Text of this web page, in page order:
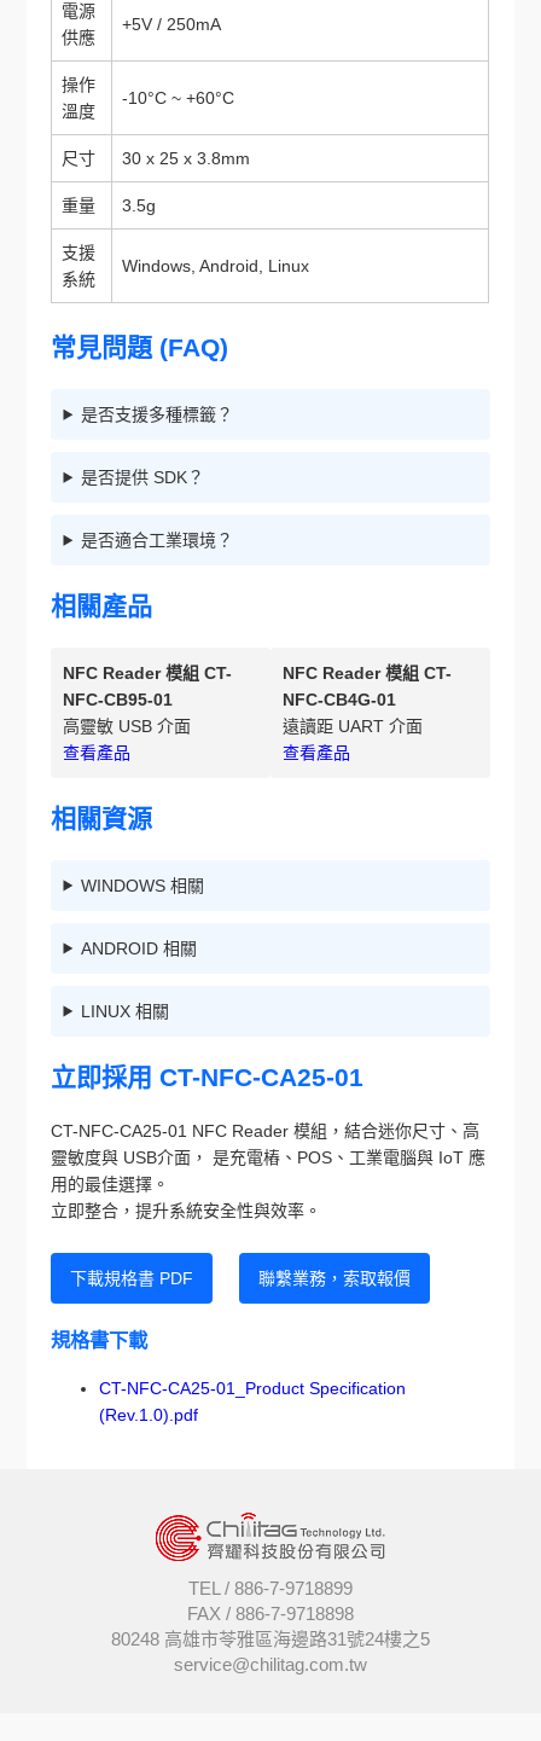
電源
供應
+5V / 250mA
操作
溫度
-10°C ~ +60°C
尺寸 30 x 25 x 3.8mm
重量 3.5g
支援
系統
Windows, Android, Linux
常見問題 (FAQ)
是否支援多種標籤？
是否提供 SDK？
是否適合工業環境？
相關產品
NFC Reader 模組 CT-
NFC-CB95-01
高靈敏 USB 介面
查看產品
NFC Reader 模組 CT-
NFC-CB4G-01
遠讀距 UART 介面
查看產品
相關資源
WINDOWS 相關
ANDROID 相關
LINUX 相關
立即採用 CT-NFC-CA25-01
CT-NFC-CA25-01 NFC Reader 模組，結合迷你尺寸、高
靈敏度與 USB介面， 是充電樁、POS、工業電腦與 IoT 應
用的最佳選擇。
立即整合，提升系統安全性與效率。
下載規格書 PDF 聯繫業務，索取報價
規格書下載
CT-NFC-CA25-01_Product Specification
(Rev.1.0).pdf
TEL / 886-7-9718899
FAX / 886-7-9718898
80248 高雄市苓雅區海邊路31號24樓之5
service@chilitag.com.tw